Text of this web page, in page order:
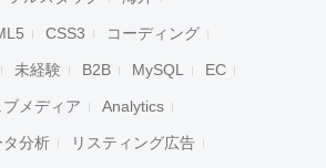
CSS3 コーディング
未経験 B2B MySQL EC
ブメディア Analytics
タ分析 リスティング広告